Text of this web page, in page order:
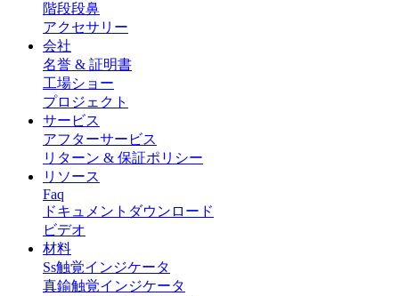
階段段鼻
アクセサリー
会社
名誉 & 証明書
工場ショー
プロジェクト
サービス
アフターサービス
リターン & 保証ポリシー
リソース
Faq
ドキュメントダウンロード
ビデオ
材料
Ss触覚インジケータ
真鍮触覚インジケータ